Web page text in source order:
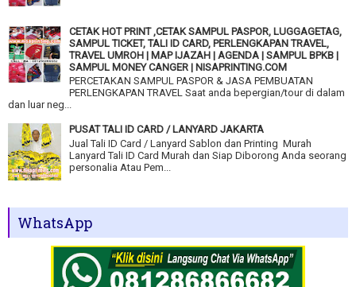
CETAK HOT PRINT ,CETAK SAMPUL PASPOR, LUGGAGETAG,
SAMPUL TICKET, TALI ID CARD, PERLENGKAPAN TRAVEL,
TRAVEL UMROH | MAP IJAZAH | AGENDA | SAMPUL BPKB |
SAMPUL MONEY CANGER | NISAPRINTING.COM
PERCETAKAN SAMPUL PASPOR & JASA PEMBUATAN
PERLENGKAPAN TRAVEL Saat anda bepergian/tour di dalam
dan luar neg...
PUSAT TALI ID CARD / LANYARD JAKARTA
Jual Tali ID Card / Lanyard Sablon dan Printing Murah
Lanyard Tali ID Card Murah dan Siap Diborong Anda seorang
personalia Atau Pem...
WhatsApp